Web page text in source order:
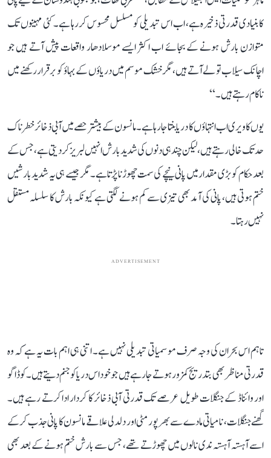
کا بنیادی قدرتی ذخیرہ ہے، اب اس تبدیلی کو مسلسل محسوس کر رہا ہے۔ کئی مہینوں تک
متوازن بارش ہونے کے بجائے اب اکثر ایسے موسلادھار واقعات پیش آتے ہیں جو
اچانک سیلاب تو لے آتے ہیں، مگر خشک موسم میں دریاؤں کے بہاؤ کو برقرار رکھنے میں
ناکام رہتے ہیں۔‘‘
یوں کاویری اب انتہاؤں کا دریا بنتا جا رہا ہے۔ مانسون کے بیشتر حصے میں آبی ذخائر خطرناک
حد تک خالی رہتے ہیں، لیکن چند ہی دنوں کی شدید بارش انہیں لبریز کر دیتی ہے، جس کے
بعد حکام کو بڑی مقدار میں پانی نیچے کی سمت چھوڑنا پڑتا ہے۔ مگر جیسے ہی یہ شدید بارشیں
ختم ہوتی ہیں، پانی کی آمد بھی تیزی سے کم ہونے لگتی ہے کیونکہ بارش کا سلسلہ مستقل
نہیں رہتا۔
ADVERTISEMENT
تاہم اس بحران کی وجہ صرف موسمیاتی تبدیلی نہیں ہے۔ اتنی ہی اہم بات یہ ہے کہ وہ
قدرتی مناظر بھی بتدریج کمزور ہوتے جا رہے ہیں جو خود اس دریا کو جنم دیتے ہیں۔ کوڈاگو
اور وائناڈ کے جنگلات طویل عرصے تک قدرتی آبی ذخائر کا کردار ادا کرتے رہے ہیں۔
گھنے جنگلات، نامیاتی مادے سے بھرپور مٹی اور دلدلی علاقے مانسون کا پانی جذب کر کے
اسے آہستہ آہستہ ندی نالوں میں چھوڑتے تھے، جس سے بارش ختم ہونے کے بعد بھی